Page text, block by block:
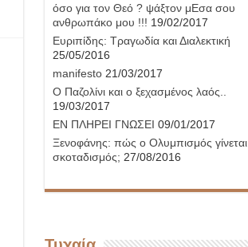
όσο για τον Θεό ? ψάξτον μΕσα σου
ανθρωπάκο μου !!! 19/02/2017
Ευριπίδης: Τραγωδία και Διαλεκτική
25/05/2016
manifesto21/03/2017
Ο Παζολίνι και ο ξεχασμένος λαός..
19/03/2017
ΕΝ ΠΛΗΡΕΙ ΓΝΩΣΕΙ 09/01/2017
Ξενοφάνης: πώς ο Ολυμπισμός γίνεται
σκοταδισμός; 27/08/2016